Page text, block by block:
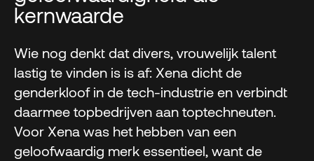
kernwaarde
Wie nog denkt dat divers, vrouwelijk talent
lastig te vinden is is af: Xena dicht de
genderkloof in de tech-industrie en verbindt
daarmee topbedrijven aan toptechneuten.
Voor Xena was het hebben van een
geloofwaardig merk essentieel, want de